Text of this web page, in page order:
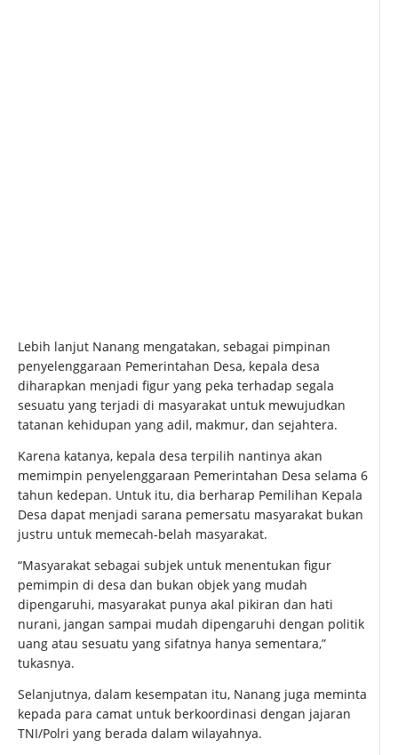
Lebih lanjut Nanang mengatakan, sebagai pimpinan
penyelenggaraan Pemerintahan Desa, kepala desa
diharapkan menjadi figur yang peka terhadap segala
sesuatu yang terjadi di masyarakat untuk mewujudkan
tatanan kehidupan yang adil, makmur, dan sejahtera.
Karena katanya, kepala desa terpilih nantinya akan
memimpin penyelenggaraan Pemerintahan Desa selama 6
tahun kedepan. Untuk itu, dia berharap Pemilihan Kepala
Desa dapat menjadi sarana pemersatu masyarakat bukan
justru untuk memecah-belah masyarakat.
“Masyarakat sebagai subjek untuk menentukan figur
pemimpin di desa dan bukan objek yang mudah
dipengaruhi, masyarakat punya akal pikiran dan hati
nurani, jangan sampai mudah dipengaruhi dengan politik
uang atau sesuatu yang sifatnya hanya sementara,”
tukasnya.
Selanjutnya, dalam kesempatan itu, Nanang juga meminta
kepada para camat untuk berkoordinasi dengan jajaran
TNI/Polri yang berada dalam wilayahnya.